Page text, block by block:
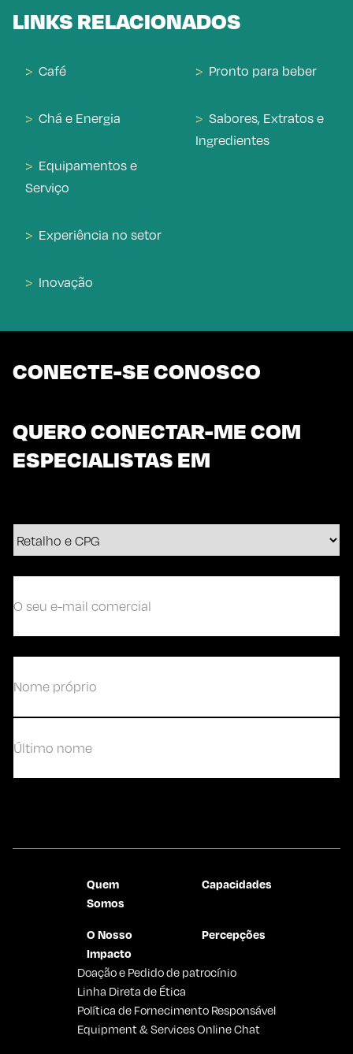
LINKS RELACIONADOS
Café
Chá e Energia
Equipamentos e
Serviço
Experiência no setor
Inovação
Pronto para beber
Sabores, Extratos e
Ingredientes
CONECTE-SE CONOSCO
QUERO CONECTAR-ME COM
ESPECIALISTAS EM
seu
mail
comercial(Obrigatório)
Quem
Somos
Capacidades
O Nosso
Impacto
Percepções
Doação e Pedido de patrocínio
Linha Direta de Ética
Política de Fornecimento Responsável
Equipment & Services Online Chat